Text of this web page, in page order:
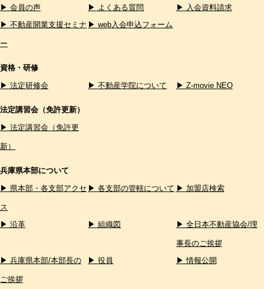
▶ 会員の声
▶ よくある質問
▶ 入会資料請求
▶ 不動産開業支援セミナ
ー
▶ web入会申込フォーム
資格・研修
▶ 法定研修会
▶ 不動産学院について ▶ Z-movie NEO
法定講習会（免許更新）
▶ 法定講習会（免許更
新）
兵庫県本部について
▶ 県本部・各支部アクセ
ス
▶ 各支部の管轄について ▶ 加盟店検索
▶ 沿革 ▶ 組織図 ▶ 全日本不動産協会/理
事長のご挨拶
▶ 兵庫県本部/本部長の
ご挨拶
▶ 役員 ▶ 情報公開